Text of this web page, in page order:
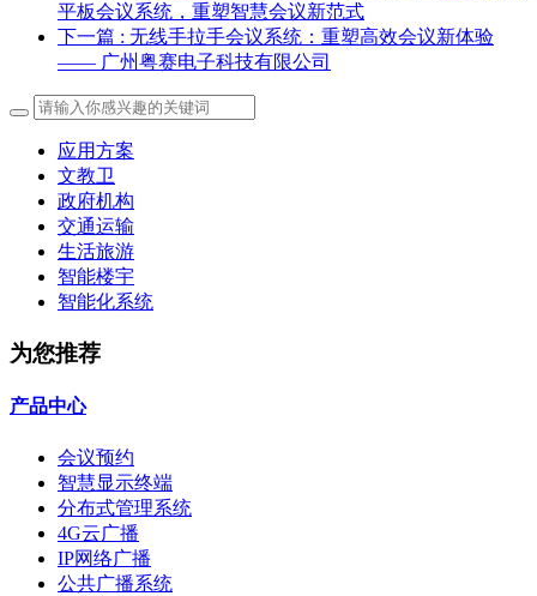
平板会议系统，重塑智慧会议新范式
下一篇 : 无线手拉手会议系统：重塑高效会议新体验
—— 广州粤赛电子科技有限公司
应用方案
文教卫
政府机构
交通运输
生活旅游
智能楼宇
智能化系统
为您推荐
产品中心
会议预约
智慧显示终端
分布式管理系统
4G云广播
IP网络广播
公共广播系统